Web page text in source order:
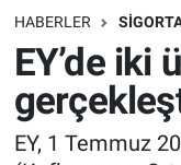
HABERLER
EY’de iki
EY, 1 Temmuz
Sağlık
Sporun
Ekonomi